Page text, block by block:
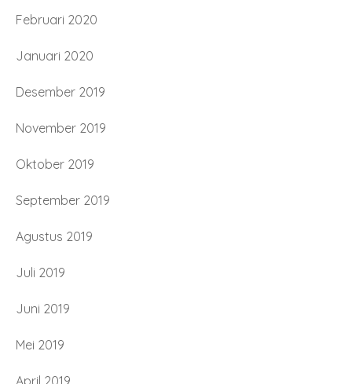
Februari 2020
Januari 2020
Desember 2019
November 2019
Oktober 2019
September 2019
Agustus 2019
Juli 2019
Juni 2019
Mei 2019